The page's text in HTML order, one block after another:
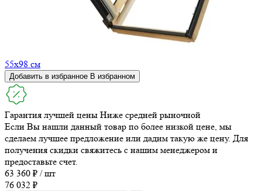
55x98 см
Добавить в избранное В избранном
Гарантия лучшей цены Ниже средней рыночной
Если Вы нашли данный товар по более низкой цене, мы
сделаем лучшее предложение или дадим такую же цену. Для
получения скидки свяжитесь с нашим менеджером и
предоставьте счет.
63 360 ₽ / шт
76 032 ₽